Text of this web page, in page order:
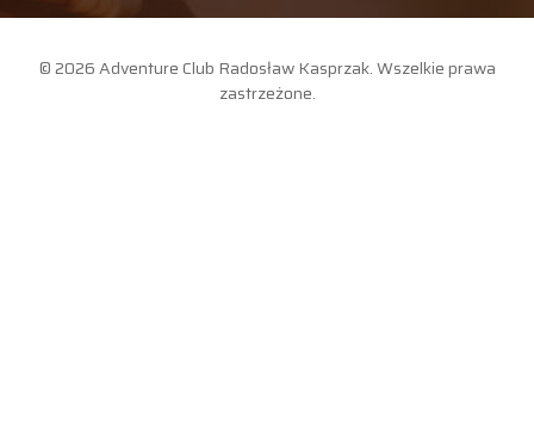
© 2026 Adventure Club Radosław Kasprzak. Wszelkie prawa
zastrzeżone.